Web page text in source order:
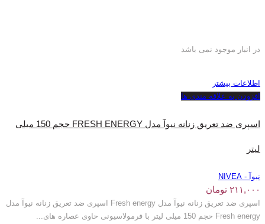
در انبار موجود نمی باشد
اطلاعات بیشتر
افزودن به علاقه مندی ها
اسپری ضد تعریق زنانه نیوآ مدل FRESH ENERGY حجم 150 میلی
لیتر
نیوآ - NIVEA
۲۱۱,۰۰۰ تومان
اسپری ضد تعریق زنانه نیوآ مدل Fresh energy اسپری ضد تعریق زنانه نیوآ مدل
Fresh energy حجم 150 میلی لیتر با فرمولاسیونی حاوی عصاره های...